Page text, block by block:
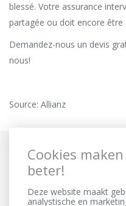
blessé. Votre assurance
partagée ou doit encore être
Demandez-nous un devis
nous!
Source: Allianz
Cookies
beter!
Deze website maakt
analystische en